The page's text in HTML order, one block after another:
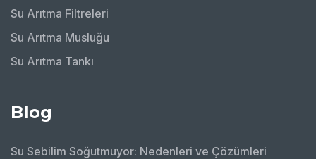
Su Arıtma Filtreleri
Su Arıtma Musluğu
Su Arıtma Tankı
Blog
Su Sebilim Soğutmuyor: Nedenleri ve Çözümleri